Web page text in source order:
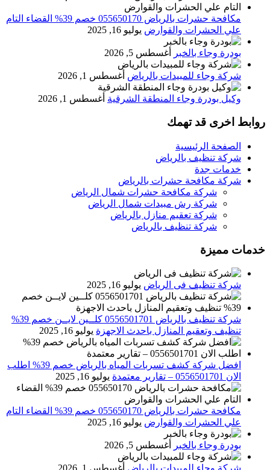
مكافحة حشرات بالرياض 055650170 خصم 39% القضاء التام
علي الحشرات والقوارض يوليو 16, 2025
بودرة وجاء بالخبر أغسطس 5, 2026
شركة وجاء للمبيدات بالرياض أغسطس 1, 2026
وكيل بودرة وجاء المنطقة الشرقية أغسطس 1, 2026
روابط اخرى قد تهمك
الصفحة الرئيسية
شركة تنظيف بالرياض
خدمات جدة
شركة مكافحة حشرات بالرياض
شركة مكافحة حشرات شمال الرياض
شركة رش مبيدات شمال الرياض
شركة تعقيم منازل بالرياض
شركة تنظيف بالرياض
خدمات مميزة
شركة تنظيف فى الرياض يوليو 16, 2025
شركة تنظيف بالرياض 0556501701 كلــين لايــن خصم 39%
تنظيف وتعقيم المنازل باحدث الاجهزة يوليو 16, 2025
افضل شركة كشف تسربات المياه بالرياض خصم 39% اطلب
الان 0556501701‬‏ – تقارير معتمدة
يوليو 16, 2025
مكافحة حشرات بالرياض 055650170 خصم 39% القضاء التام
علي الحشرات والقوارض يوليو 16, 2025
بودرة وجاء بالخبر أغسطس 5, 2026